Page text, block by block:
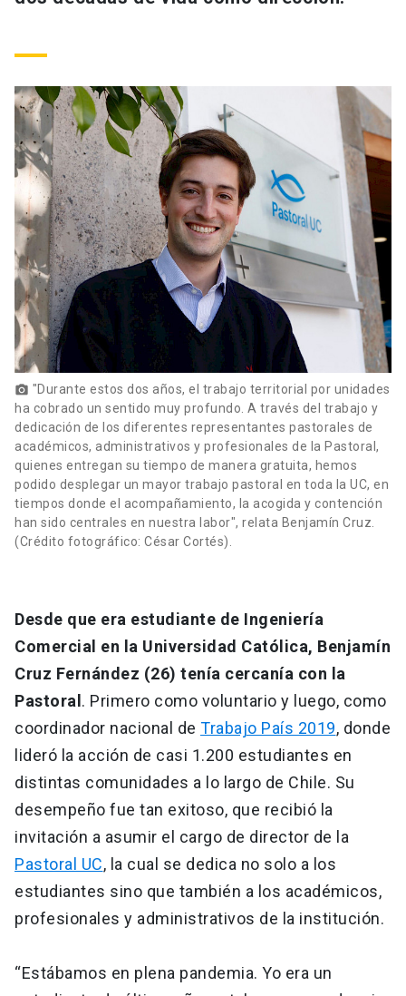
photo_camera "Durante estos dos años, el trabajo territorial por unidades
ha cobrado un sentido muy profundo. A través del trabajo y
dedicación de los diferentes representantes pastorales de
académicos, administrativos y profesionales de la Pastoral,
quienes entregan su tiempo de manera gratuita, hemos
podido desplegar un mayor trabajo pastoral en toda la UC, en
tiempos donde el acompañamiento, la acogida y contención
han sido centrales en nuestra labor", relata Benjamín Cruz.
(Crédito fotográfico: César Cortés).
Desde que era estudiante de Ingeniería
Comercial en la Universidad Católica, Benjamín
Cruz Fernández (26) tenía cercanía con la
Pastoral . Primero como voluntario y luego, como
coordinador nacional de Trabajo País 2019, donde
lideró la acción de casi 1.200 estudiantes en
distintas comunidades a lo largo de Chile. Su
desempeño fue tan exitoso, que recibió la
invitación a asumir el cargo de director de la
Pastoral UC, la cual se dedica no solo a los
estudiantes sino que también a los académicos,
profesionales y administrativos de la institución.
“Estábamos en plena pandemia. Yo era un